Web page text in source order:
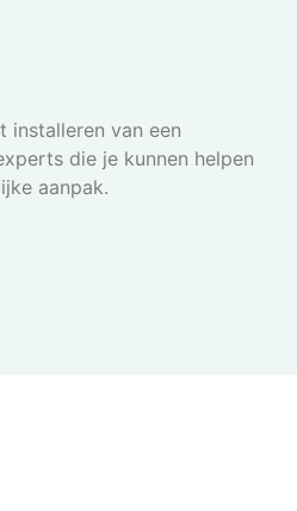
installeren van een
die je kunnen helpen
aanpak.